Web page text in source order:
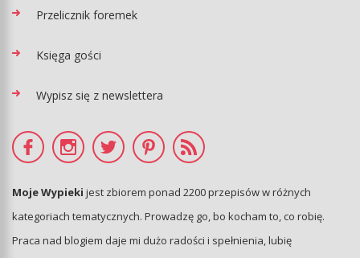
Przelicznik foremek
Księga gości
Wypisz się z newslettera
Moje Wypieki jest zbiorem ponad 2200 przepisów w różnych
kategoriach tematycznych. Prowadzę go, bo kocham to, co robię.
Praca nad blogiem daje mi dużo radości i spełnienia, lubię